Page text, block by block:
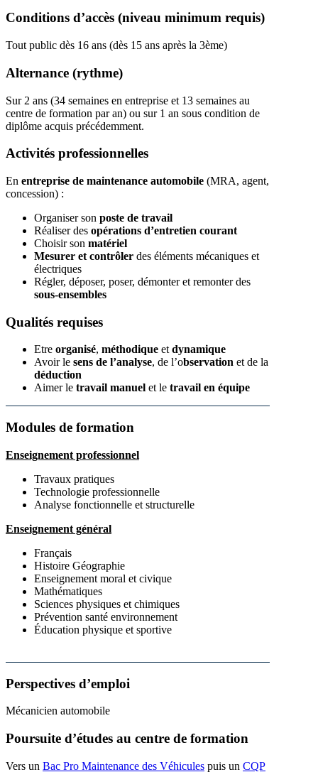
Conditions d’accès (niveau minimum requis)
Tout public dès 16 ans (dès 15 ans après la 3ème)
Alternance (rythme)
Sur 2 ans (34 semaines en entreprise et 13 semaines au
centre de formation par an) ou sur 1 an sous condition de
diplôme acquis précédemment.
Activités professionnelles
En entreprise de maintenance automobile (MRA, agent,
concession) :
Organiser son poste de travail
Réaliser des opérations d’entretien courant
Choisir son matériel
Mesurer et contrôler des éléments mécaniques et
électriques
Régler, déposer, poser, démonter et remonter des
sous-ensembles
Qualités requises
Etre organisé, méthodique etdynamique
Avoir le sens de l’analyse, de l’observation et de la
déduction
Aimer le travail manuel et le travail en équipe
Modules de formation
Enseignement professionnel
Travaux pratiques
Technologie professionnelle
Analyse fonctionnelle et structurelle
Enseignement général
Français
Histoire Géographie
Enseignement moral et civique
Mathématiques
Sciences physiques et chimiques
Prévention santé environnement
Éducation physique et sportive
Perspectives d’emploi
Mécanicien automobile
Poursuite d’études au centre de formation
Vers un Bac Pro Maintenance des Véhicules puis un CQP